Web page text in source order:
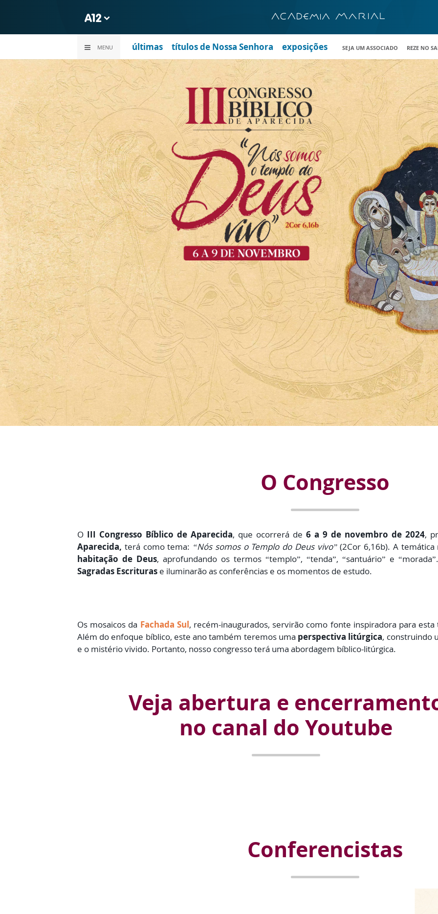
MENU últimas títulos de Nossa Senhora exposições SEJA UM ASSOCIADO REZE NO
O Congresso
O III Congresso Bíblico de Aparecida, que ocorrerá de 6 a 9 de novembro de 2024,
Aparecida, terá como tema: “Nós somos o Templo do Deus vivo”(2Cor 6,16b). A
habitação de Deus, aprofundando os termos “templo”, “tenda”, “santuário” e
Sagradas Escrituras e iluminarão as conferências e os momentos de estudo.
Os mosaicos da Fachada Sul, recém-inaugurados, servirão como fonte inspiradora para
Além do enfoque bíblico, este ano também teremos uma perspectiva litúrgica, construindo
e o mistério vivido. Portanto, nosso congresso terá uma abordagem bíblico-litúrgica.
Veja abertura e
no canal do Youtube
Conferencistas